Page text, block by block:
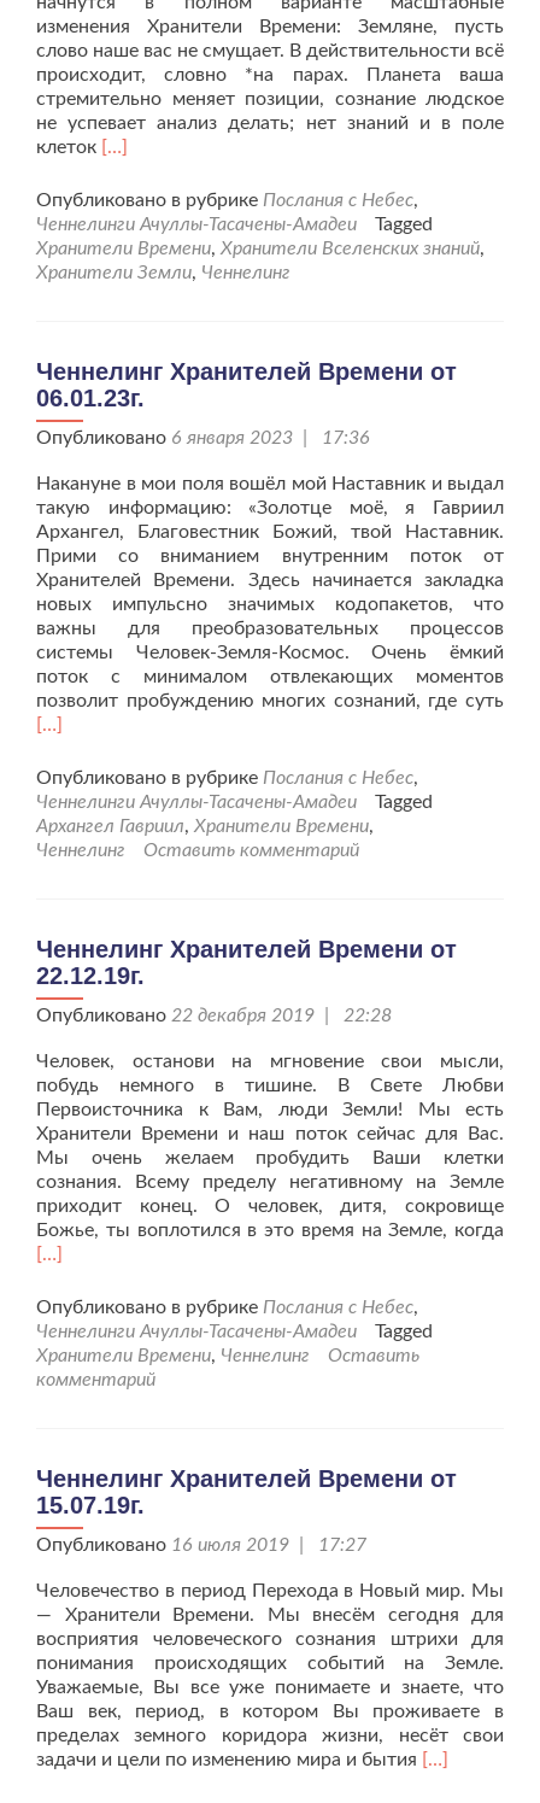
изменения Хранители Времени: Земляне, пусть
слово наше вас не смущает. В действительности всё
происходит, словно *на парах. Планета ваша
стремительно меняет позиции, сознание людское
не успевает анализ делать; нет знаний и в поле
клеток Читать
проХранители
земного
пространства
жизни
человечеству.
[…]
Опубликовано в рубрике Послания с Небес,
Ченнелинги Ачуллы-Тасачены-Амадеи
Tagged
Хранители Времени, Хранители Вселенских знаний,
Хранители Земли, Ченнелинг
Ченнелинг Хранителей Времени от
06.01.23г.
Опубликовано 6 января 2023 | 17:36
Накануне в мои поля вошёл мой Наставник и выдал
такую информацию: «Золотце моё, я Гавриил
Архангел, Благовестник Божий, твой Наставник.
Прими со вниманием внутренним поток от
Хранителей Времени. Здесь начинается закладка
новых импульсно значимых кодопакетов, что
важны для преобразовательных процессов
системы Человек-Земля-Космос. Очень ёмкий
поток с минималом отвлекающих моментов
позволит пробуждению многих сознаний, где суть
[…]
Опубликовано в рубрике Послания с Небес,
Ченнелинги Ачуллы-Тасачены-Амадеи
Tagged
Архангел Гавриил, Хранители Времени,
Ченнелинг
Оставить комментарий
Ченнелинг Хранителей Времени от
22.12.19г.
Опубликовано 22 декабря 2019 | 22:28
Человек, останови на мгновение свои мысли,
побудь немного в тишине. В Свете Любви
Первоисточника к Вам, люди Земли! Мы есть
Хранители Времени и наш поток сейчас для Вас.
Мы очень желаем пробудить Ваши клетки
сознания. Всему пределу негативному на Земле
приходит конец. О человек, дитя, сокровище
Божье, ты воплотился в это время на Земле, когда
[…]
Опубликовано в рубрике Послания с Небес,
Ченнелинги Ачуллы-Тасачены-Амадеи
Tagged
Хранители Времени, Ченнелинг
Оставить
комментарий
Ченнелинг Хранителей Времени от
15.07.19г.
Опубликовано 16 июля 2019 | 17:27
Человечество в период Перехода в Новый мир. Мы
— Хранители Времени. Мы внесём сегодня для
восприятия человеческого сознания штрихи для
понимания происходящих событий на Земле.
Уважаемые, Вы все уже понимаете и знаете, что
Ваш век, период, в котором Вы проживаете в
пределах земного коридора жизни, несёт свои
задачи и цели по изменению мира и бытия Читать
[…]